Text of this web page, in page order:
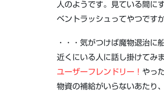
人のようです。見ている間に
ベントラッシュってやつです
・・・気がつけば魔物退治に
近くにいる人に話し掛けて
ユーザーフレンドリー！ やっ
物資の補給がいらないあたり